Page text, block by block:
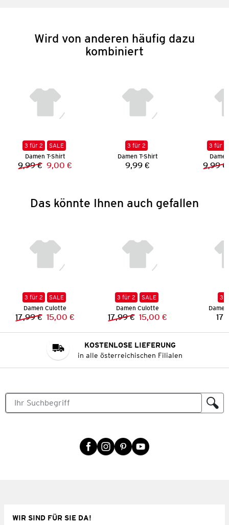
Wird von anderen häufig dazu
kombiniert
3 für 2
SALE
Damen T-Shirt
Vorheriger Preis:
9,99 € Neuer Preis:
9,00 €
3 für 2
Damen T-Shirt
Preis:
9,99 €
3 für 2
9,99 €
Das könnte Ihnen auch gefallen
3 für 2
SALE
Damen Culotte
Vorheriger Preis:
17,99 € Neuer Preis:
15,00 €
3 für 2
SALE
Damen Culotte
Vorheriger Preis:
17,99 € Neuer Preis:
15,00 €
3
KOSTENLOSE LIEFERUNG
in alle österreichischen Filialen
WIR SIND FÜR SIE DA!